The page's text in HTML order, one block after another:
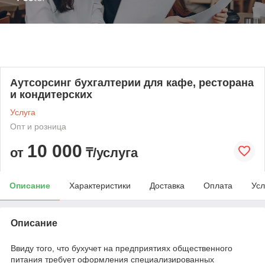
Аутсорсинг бухгалтерии для кафе, ресторана
и кондитерских
Услуга
Опт и розница
от 10 000 ₸/услуга
Описание Характеристики Доставка Оплата
Описание
Ввиду того, что бухучет на предприятиях общественного
питания требует оформления специализированных